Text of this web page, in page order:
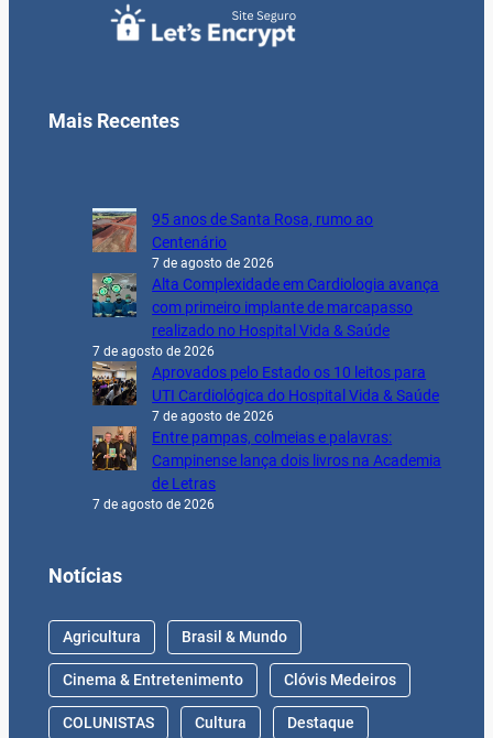
Mais Recentes
95 anos de Santa Rosa, rumo ao
Centenário
7 de agosto de 2026
Alta Complexidade em Cardiologia avança
com primeiro implante de marcapasso
realizado no Hospital Vida & Saúde
7 de agosto de 2026
Aprovados pelo Estado os 10 leitos para
UTI Cardiológica do Hospital Vida & Saúde
7 de agosto de 2026
Entre pampas, colmeias e palavras:
Campinense lança dois livros na Academia
de Letras
7 de agosto de 2026
Notícias
Agricultura Brasil & Mundo
Cinema & Entretenimento Clóvis Medeiros
COLUNISTAS Cultura Destaque